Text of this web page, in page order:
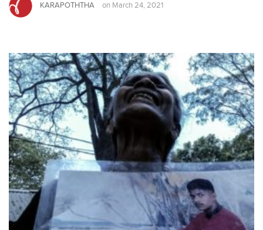
KARAPOTHTHA on March 24, 2021